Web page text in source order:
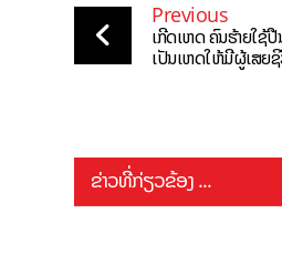
Previous
ເກີດເຫດ ຄົນຮ້າຍໃຊ້
ເປັນເຫດໃຫ້ມີຜູ້ເສຍ
ຂ່າວທີ່ກ່ຽວຂ້ອງ ...